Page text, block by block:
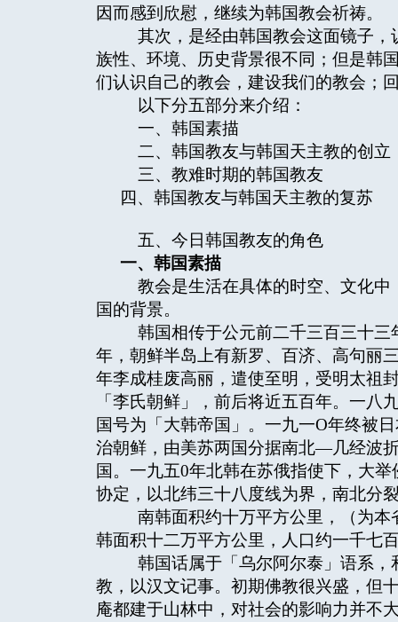
因而感到欣慰，继续为韩国教会祈祷。
其次，是经由韩国教会这面镜子，
族性、环境、历史背景很不同；但是韩
们认识自己的教会，建设我们的教会；
以下分五部分来介绍：
一、韩国素描
二、韩国教友与韩国天主教的创立
三、教难时期的韩国教友
四、韩国教友与韩国天主教的复苏
五、今日韩国教友的角色
一、韩国素描
教会是生活在具体的时空、文化中
国的背景。
韩国相传于公元前二千三百三十三
年，朝鲜半岛上有新罗、百济、高句丽
年李成桂废高丽，遣使至明，受明太祖
「李氏朝鲜」，前后将近五百年。一
国号为「大韩帝国」。一九一O年终被
治朝鲜，由美苏两国分据南北—几经波
国。一九五0年北韩在苏俄指使下，大
协定，以北纬三十八度线为界，南北分
南韩面积约十万平方公里，（为本
韩面积十二万平方公里，人口约一千七
韩国话属于「乌尔阿尔泰」语系，
教，以汉文记事。初期佛教很兴盛，但
庵都建于山林中，对社会的影响力并不